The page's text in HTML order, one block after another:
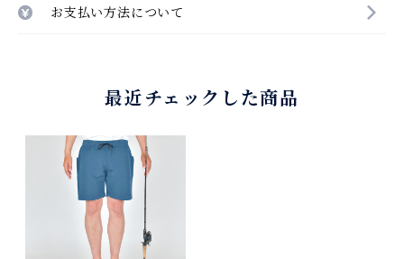
お支払い方法について
最近チェックした商品